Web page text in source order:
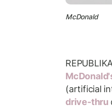
McDonald
(artificial
drive-thru